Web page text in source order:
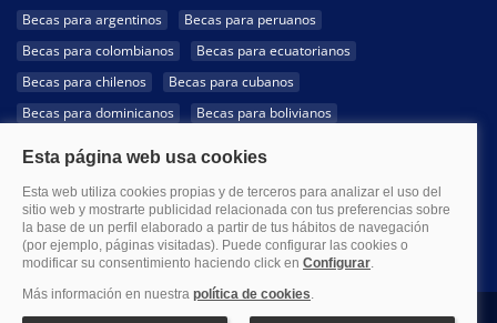
Becas para argentinos
Becas para peruanos
Becas para colombianos
Becas para ecuatorianos
Becas para chilenos
Becas para cubanos
Becas para dominicanos
Becas para bolivianos
Becas para hondureños
Becas para paraguayos
Becas para uruguayos
Becas para salvadoreños
1999-2026 Becas.com @Todos los derechos reservados